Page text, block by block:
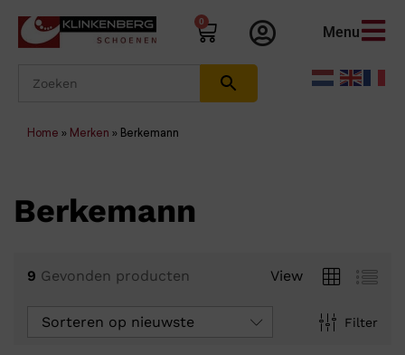
0
Menu
Home » Merken » Berkemann
Berkemann
9 Gevonden producten View
Filter
Sorteren op nieuwste